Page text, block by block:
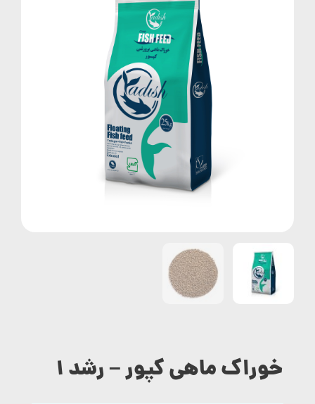
خوراک ماهی کپور – رشد ۱